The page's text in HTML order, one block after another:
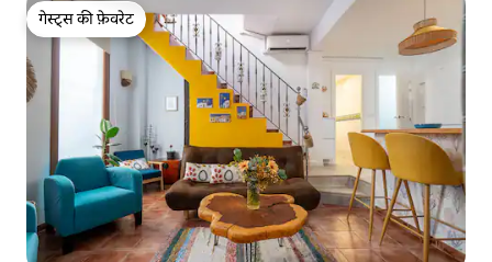
गेस्ट्स की फ़ेवरेट
गेस्ट्स की फ़ेवरेट